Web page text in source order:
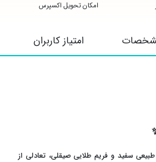
امکان تحویل اکسپرس
امتیاز کاربران
طبیعی سفید و فریم طلایی صیقلی، تعادلی از